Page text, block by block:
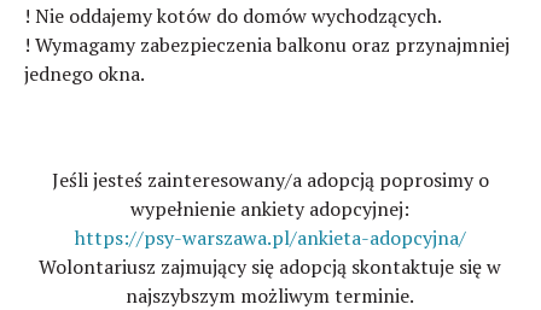
! Nie oddajemy kotów do domów wychodzących.
! Wymagamy zabezpieczenia balkonu oraz przynajmniej
jednego okna.
Jeśli jesteś zainteresowany/a adopcją poprosimy o
wypełnienie ankiety adopcyjnej:
https://psy-warszawa.pl/ankieta-adopcyjna/
Wolontariusz zajmujący się adopcją skontaktuje się w
najszybszym możliwym terminie.